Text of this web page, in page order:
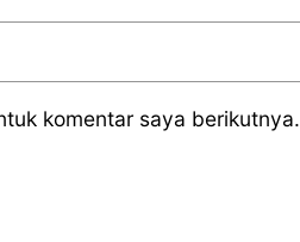
komentar saya berikutnya.